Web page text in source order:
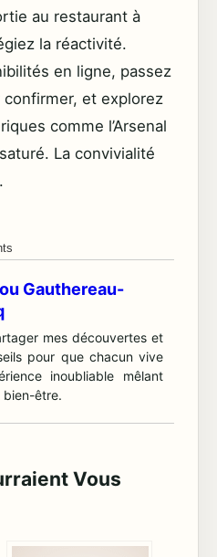
au restaurant à
la réactivité.
en ligne, passez
et explorez
comme l’Arsenal
La convivialité
Gauthereau-
mes découvertes et
pour que chacun vive
inoubliable mêlant
bien-être.
Vous